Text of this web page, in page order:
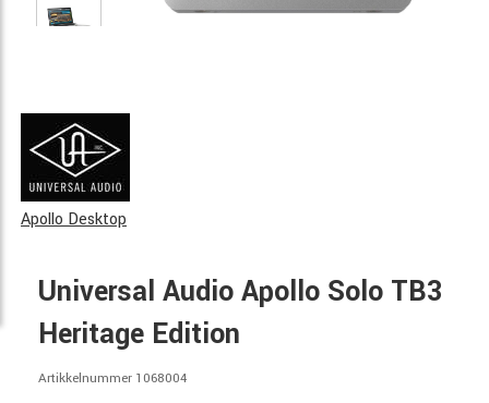
Apollo Desktop
Universal Audio Apollo Solo TB3
Heritage Edition
Artikkelnummer 1068004